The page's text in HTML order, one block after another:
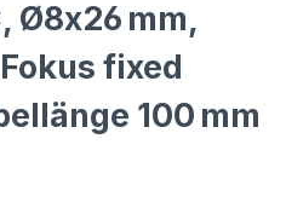
Ø8x26 mm,
fixed
100 mm